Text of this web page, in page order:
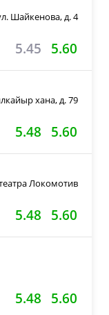
Шайкенова, д. 4
5.45 5.60
хана, д. 79
5.48 5.60
Локомотив
5.48 5.60
5.48 5.60